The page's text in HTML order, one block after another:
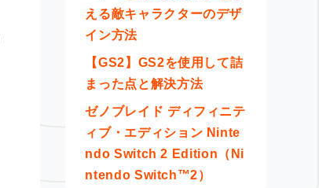
える敵キャラクターのデザ
イン方法
【GS2】GS2を使用して詰
まった点と解決方法
ゼノブレイド ディフィニテ
ィブ・エディション Ninte
ndo Switch 2 Edition（Ni
ntendo Switch™2）